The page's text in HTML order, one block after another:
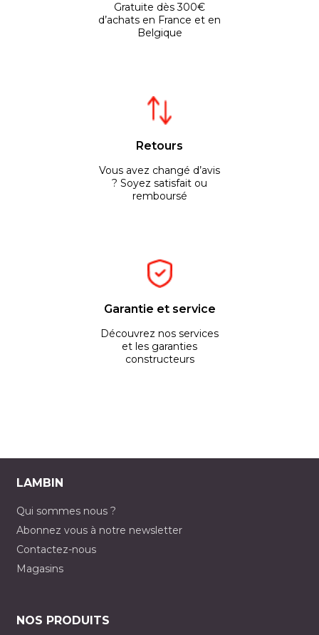
Gratuite dès 300€
d’achats en France et en
Belgique
Retours
Vous avez changé d’avis
? Soyez satisfait ou
remboursé
Garantie et service
Découvrez nos services
et les garanties
constructeurs
LAMBIN
Qui sommes nous ?
Abonnez vous à notre newsletter
Contactez-nous
Magasins
NOS PRODUITS